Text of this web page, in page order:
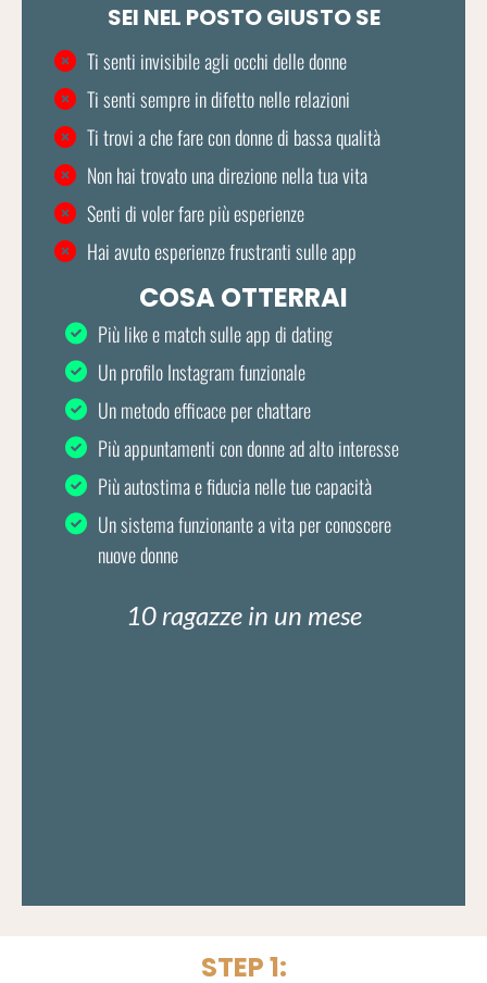
SEI NEL POSTO GIUSTO SE
Ti senti invisibile agli occhi delle donne
Ti senti sempre in difetto nelle relazioni
Ti trovi a che fare con donne di bassa qualità
Non hai trovato una direzione nella tua vita
Senti di voler fare più esperienze
Hai avuto esperienze frustranti sulle app
COSA OTTERRAI
Più like e match sulle app di dating
Un profilo Instagram funzionale
Un metodo efficace per chattare
Più appuntamenti con donne ad alto interesse
Più autostima e fiducia nelle tue capacità
Un sistema funzionante a vita per conoscere
nuove donne
10 ragazze in un mese
STEP 1: